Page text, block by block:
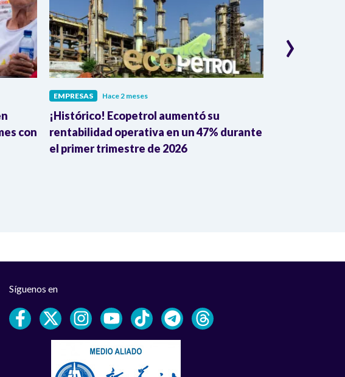
con
EMPRESAS Hace 2 meses
¡Histórico! Ecopetrol aumentó su
rentabilidad operativa en un 47% durante
el primer trimestre de 2026
›
Síguenos en